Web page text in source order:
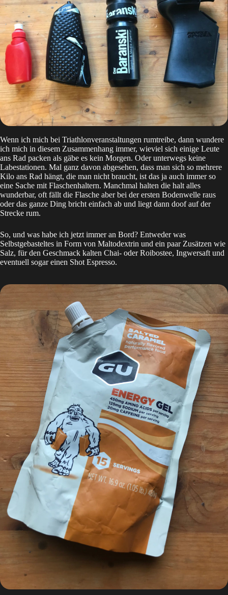
Wenn ich mich bei Triathlonveranstaltungen rumtreibe, dann wundere
ich mich in diesem Zusammenhang immer, wieviel sich einige Leute
ans Rad packen als gäbe es kein Morgen. Oder unterwegs keine
Labestationen. Mal ganz davon abgesehen, dass man sich so mehrere
Kilo ans Rad hängt, die man nicht braucht, ist das ja auch immer so
eine Sache mit Flaschenhaltern. Manchmal halten die halt alles
wunderbar, oft fällt die Flasche aber bei der ersten Bodenwelle raus
oder das ganze Ding bricht einfach ab und liegt dann doof auf der
Strecke rum.
So, und was habe ich jetzt immer an Bord? Entweder was
Selbstgebasteltes in Form von Maltodextrin und ein paar Zusätzen wie
Salz, für den Geschmack kalten Chai- oder Roibostee, Ingwersaft und
eventuell sogar einen Shot Espresso.